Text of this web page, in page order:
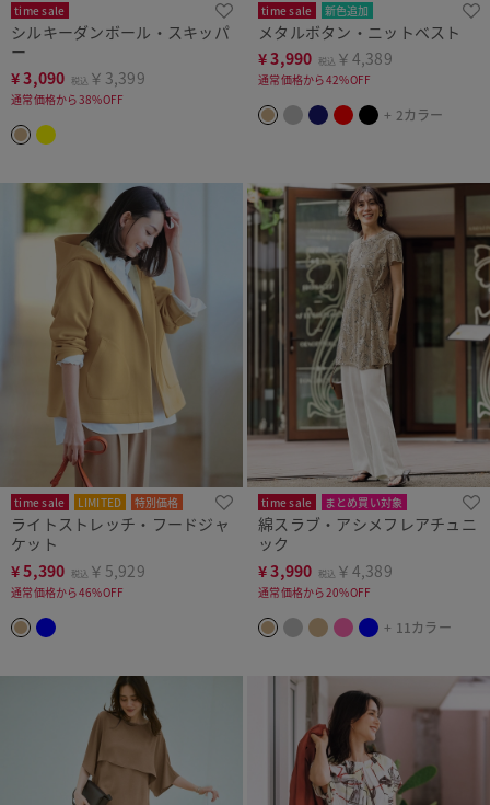
time sale
シルキーダンボール・スキッパ
ー
¥3,090 税込 ￥3,399
通常価格から38%OFF
time sale 新色追加
メタルボタン・ニットベスト
¥3,990 税込 ￥4,389
通常価格から42%OFF
+ 2カラー
time sale LIMITED 特別価格
ライトストレッチ・フードジャ
ケット
¥5,390 税込 ￥5,929
通常価格から46%OFF
time sale
まとめ買い対象
人気商品
綿スラブ・アシメフレアチュニ
ック
¥3,990 税込 ￥4,389
通常価格から20%OFF
+ 11カラー